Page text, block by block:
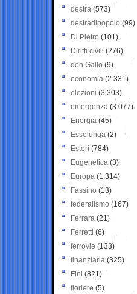
destra (573)
destradipopolo (99)
Di Pietro (101)
Diritti civili (276)
don Gallo (9)
economia (2.331)
elezioni (3.303)
emergenza (3.077)
Energia (45)
Esselunga (2)
Esteri (784)
Eugenetica (3)
Europa (1.314)
Fassino (13)
federalismo (167)
Ferrara (21)
Ferretti (6)
ferrovie (133)
finanziaria (325)
Fini (821)
fioriere (5)